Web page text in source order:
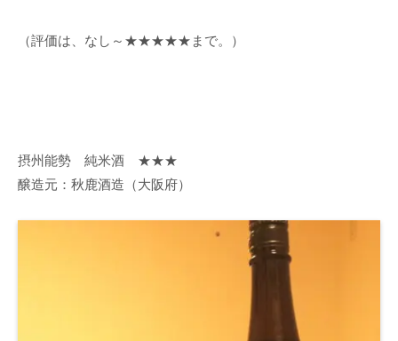
（評価は、なし～★★★★★まで。）
摂州能勢 純米酒 ★★★
醸造元：秋鹿酒造（大阪府）